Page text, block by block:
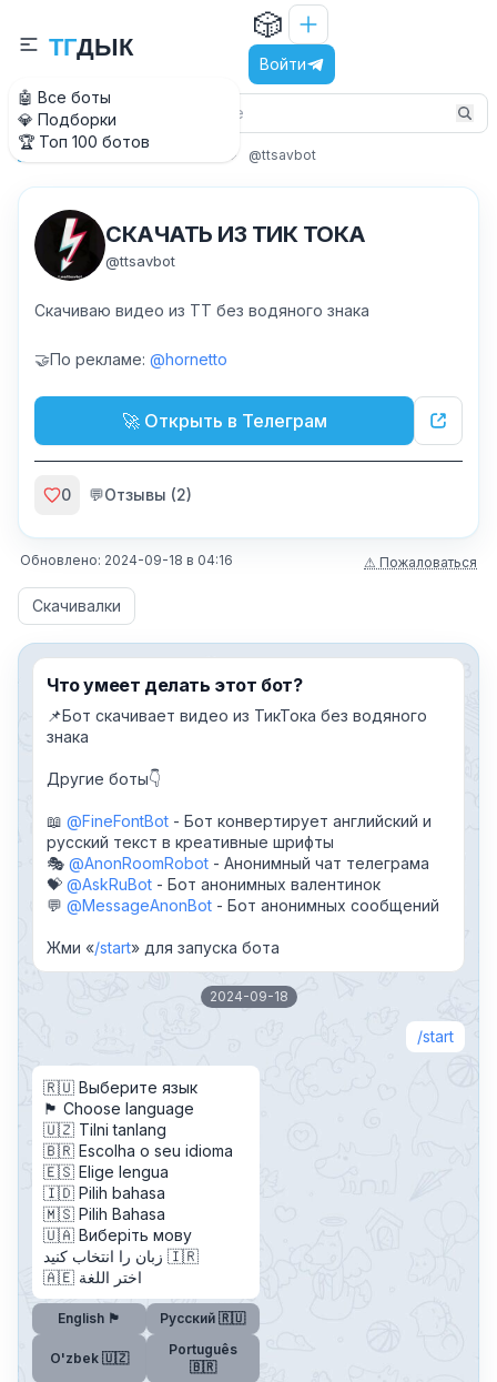
🤖 Все боты
💎 Подборки
🏆 Топ 100 ботов
ТГДЫК
🎲
Войти
Главная @ttsavbot
СКАЧАТЬ ИЗ ТИК ТОКА ️
@ttsavbot
Скачиваю видео из ТТ без водяного знака
🤝По рекламе: @hornetto
Владелец:
🚀 Открыть в Телеграм
0 💬Отзывы (2)
Обновлено: 2024-09-18 в 04:16 ⚠ Пожаловаться
Скачивалки
Что умеет делать этот бот?
📌Бот скачивает видео из ТикТока без водяного
знака
Другие боты👇
📖 @FineFontBot - Бот конвертирует английский и
русский текст в креативные шрифты
🎭 @AnonRoomRobot - Анонимный чат телеграма
💝 @AskRuBot - Бот анонимных валентинок
💬 @MessageAnonBot - Бот анонимных сообщений
Жми « start» для запуска бота
2024-09-18
start
🇷🇺 Выберите язык
🏴󠁧󠁢󠁥󠁮󠁧󠁿 Choose language
🇺🇿 Tilni tanlang
🇧🇷 Escolha o seu idioma
🇪🇸 Elige lengua
🇮🇩 Pilih bahasa
🇲🇸 Pilih Bahasa
🇺🇦 Виберіть мову
زبان را انتخاب کنید 🇮🇷
🇦🇪 اختر اللغة
English 🏴󠁧󠁢󠁥󠁮󠁧󠁿 Русский 🇷🇺
O'zbek 🇺🇿
Português
🇧🇷